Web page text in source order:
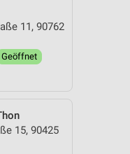
11, 90762
Geöffnet
15, 90425